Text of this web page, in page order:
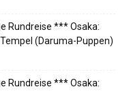
Rundreise *** Osaka:
(Daruma-Puppen)
Rundreise *** Osaka: